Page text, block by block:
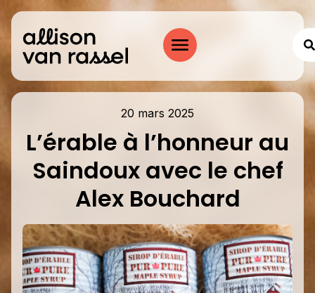
20 mars 2025
L’érable à l’honneur au
Saindoux avec le chef
Alex Bouchard